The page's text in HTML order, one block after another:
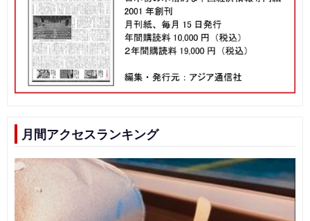
月間アクセスランキング